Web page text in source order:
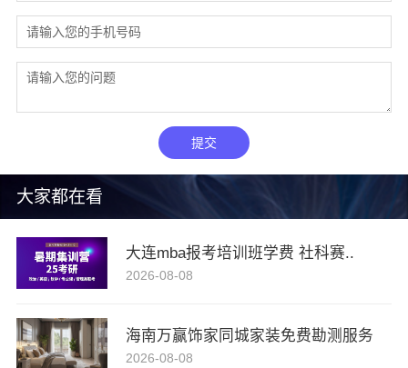
大家都在看
大连mba报考培训班学费 社科赛..
2026-08-08
海南万赢饰家同城家装免费勘测服务
2026-08-08
提交